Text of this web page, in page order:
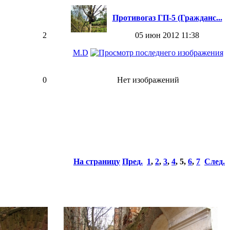
2
Противогаз ГП-5 (Гражданс...
05 июн 2012 11:38
M.D
0 Нет изображений
На страницу Пред. 1, 2, 3, 4, 5, 6, 7 След.